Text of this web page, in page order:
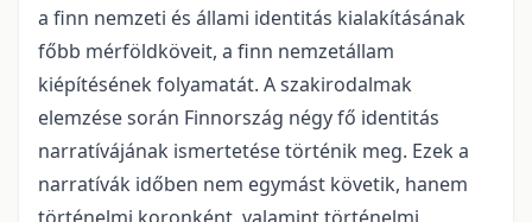
a finn nemzeti és állami identitás kialakításának
főbb mérföldköveit, a finn nemzetállam
kiépítésének folyamatát. A szakirodalmak
elemzése során Finnország négy fő identitás
narratívájának ismertetése történik meg. Ezek a
narratívák időben nem egymást követik, hanem